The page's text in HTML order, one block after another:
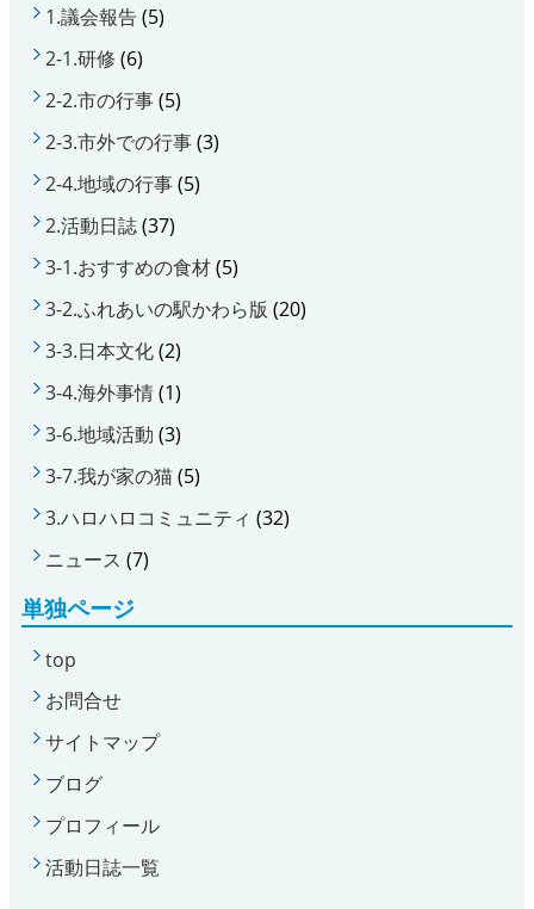
1.議会報告(5)
2-1.研修 (6)
2-2.市の行事(5)
2-3.市外での行事(3)
2-4.地域の行事(5)
2.活動日誌(37)
3-1.おすすめの食材(5)
3-2.ふれあいの駅かわら版 (20)
3-3.日本文化(2)
3-4.海外事情(1)
3-6.地域活動 (3)
3-7.我が家の猫(5)
3.ハロハロコミュニティ (32)
ニュース (7)
単独ページ
top
お問合せ
サイトマップ
ブログ
プロフィール
活動日誌一覧